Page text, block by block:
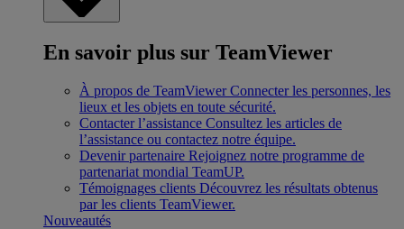
En savoir plus sur TeamViewer
À propos de TeamViewer Connecter les personnes, les
lieux et les objets en toute sécurité.
Contacter l’assistance Consultez les articles de
l’assistance ou contactez notre équipe.
Devenir partenaire Rejoignez notre programme de
partenariat mondial TeamUP.
Témoignages clients Découvrez les résultats obtenus
par les clients TeamViewer.
Nouveautés